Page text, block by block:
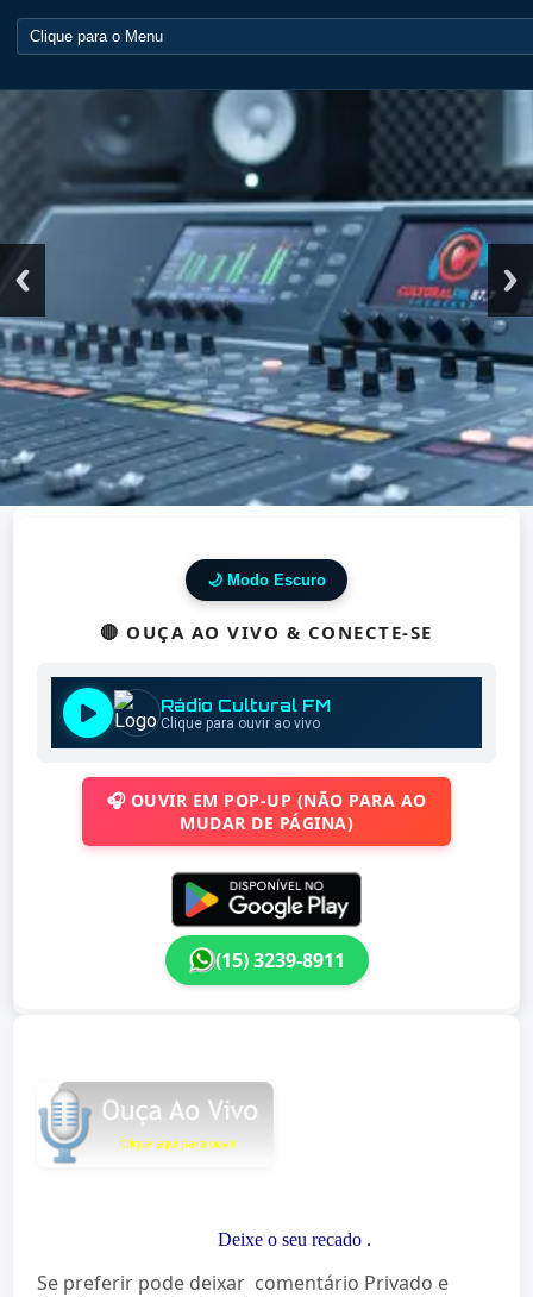
🌙 Modo Escuro
🔴 OUÇA AO VIVO & CONECTE-SE
🎧 OUVIR EM POP-UP (NÃO PARA AO
MUDAR DE PÁGINA)
(15) 3239-8911
Deixe o seu recado .
Se preferir pode deixar comentário Privado e